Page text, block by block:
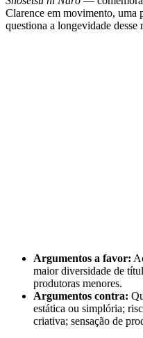
Clarence em movimento, uma
questiona a longevidade desse
Argumentos a favor:
maior diversidade de
produtoras menores.
Argumentos contra:
estática ou simplória;
criativa; sensação de